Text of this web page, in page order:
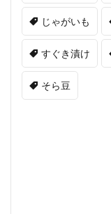
じゃがいも
すぐき漬け
そら豆